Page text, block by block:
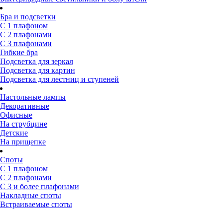
Бра и подсветки
С 1 плафоном
С 2 плафонами
С 3 плафонами
Гибкие бра
Подсветка для зеркал
Подсветка для картин
Подсветка для лестниц и ступеней
Настольные лампы
Декоративные
Офисные
На струбцине
Детские
На прищепке
Споты
С 1 плафоном
С 2 плафонами
С 3 и более плафонами
Накладные споты
Встраиваемые споты